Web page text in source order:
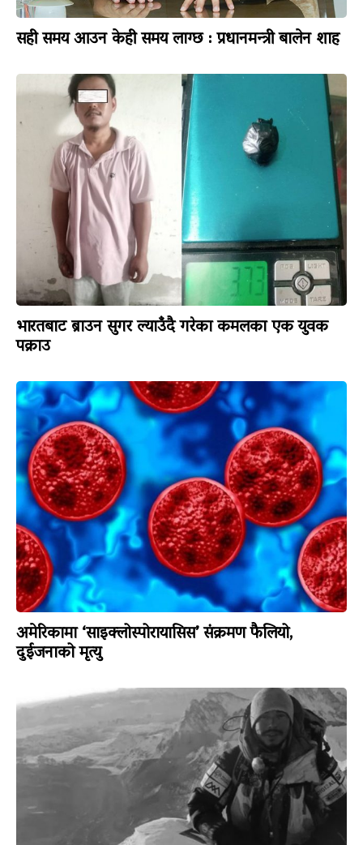
सही समय आउन केही समय लाग्छ : प्रधानमन्त्री बालेन शाह
भारतबाट ब्राउन सुगर ल्याउँदै गरेका कमलका एक युवक
पक्राउ
अमेरिकामा ‘साइक्लोस्पोरायासिस’ संक्रमण फैलियो,
दुईजनाको मृत्यु